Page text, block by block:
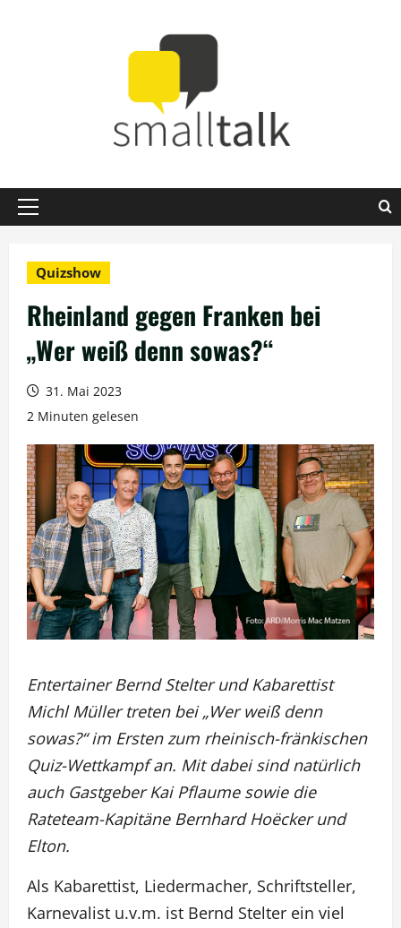
Primäres
Quizshow
Rheinland gegen Franken bei
„Wer weiß denn sowas?“
31. Mai 2023
2 Minuten gelesen
Entertainer Bernd Stelter und Kabarettist
Michl Müller treten bei „Wer weiß denn
sowas?“ im Ersten zum rheinisch-fränkischen
Quiz-Wettkampf an. Mit dabei sind natürlich
auch Gastgeber Kai Pflaume sowie die
Rateteam-Kapitäne Bernhard Hoëcker und
Elton.
Als Kabarettist, Liedermacher, Schriftsteller,
Karnevalist u.v.m. ist Bernd Stelter ein viel